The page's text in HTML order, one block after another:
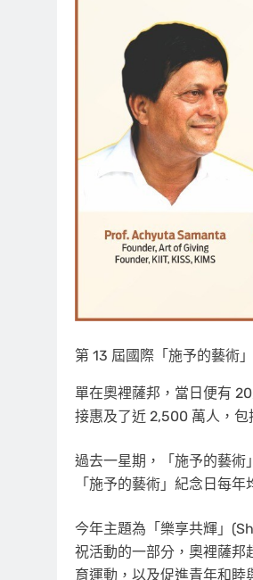
第 13 屆國際「施予的藝術
單在奧裡薩邦，當日便有
接惠及了近 2,500 萬人，包
過去一星期，「施予的藝術
「施予的藝術」紀念日每年
今年主題為「樂享共輝」
祝活動的一部分，奧裡薩
育運動，以及促進青年和睦